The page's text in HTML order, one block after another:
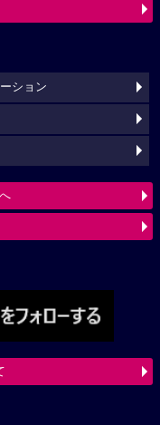
ション